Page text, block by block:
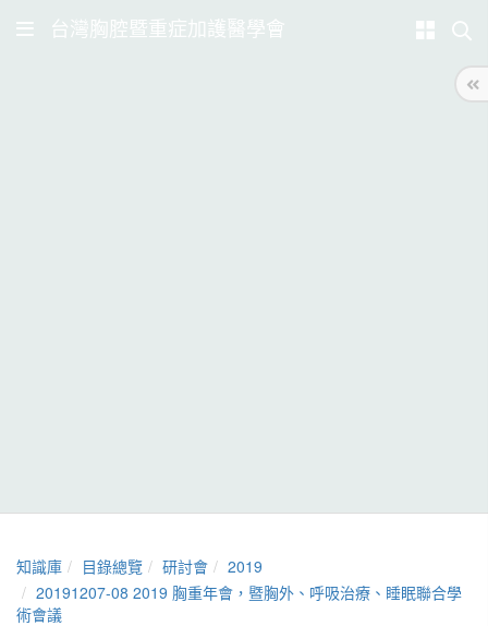
台灣胸腔暨重症加護醫學會
知識庫 目錄總覽 研討會
2019
20191207-08 2019 胸重年會，暨胸外、呼吸治療、睡眠聯合學
術會議